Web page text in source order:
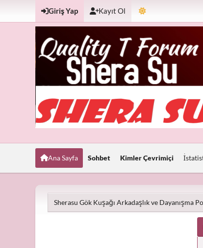
Giriş Yap Kayıt Ol
Ana Sayfa Sohbet Kimler Çevrimiçi
Sherasu Gök Kuşağı Arkadaşlık ve Dayanışma